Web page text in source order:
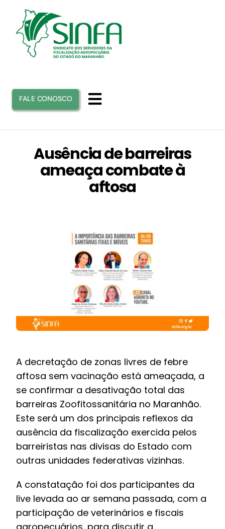
conteúdo
Toggle
SINFA
BOLETIM INFORMATIVO
NOTÍCIAS
BARREIRAS
PCCR JÁ – Galeria
FALE CONOSCO
Ausência de barreiras
ameaça combate à
aftosa
A decretação de zonas livres de febre
aftosa sem vacinação está ameaçada, a
se confirmar a desativação total das
barreiras Zoofitossanitária no Maranhão.
Este será um dos principais reflexos da
ausência da fiscalização exercida pelos
barreiristas nas divisas do Estado com
outras unidades federativas vizinhas.
A constatação foi dos participantes da
live levada ao ar semana passada, com a
participação de veterinários e fiscais